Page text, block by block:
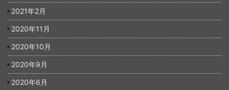
2021年2月
2020年11月
2020年10月
2020年9月
2020年6月